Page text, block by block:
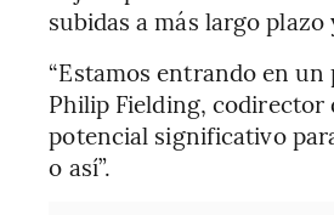
subidas a más largo
“Estamos entrando en
Philip Fielding, codirector
potencial significativo
o así”.